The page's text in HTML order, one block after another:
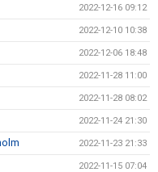
2022-12-16 09:12
2022-12-10 10:38
2022-12-06 18:48
2022-11-28 11:00
2022-11-28 08:02
2022-11-24 21:30
2022-11-23 21:33
2022-11-15 07:04